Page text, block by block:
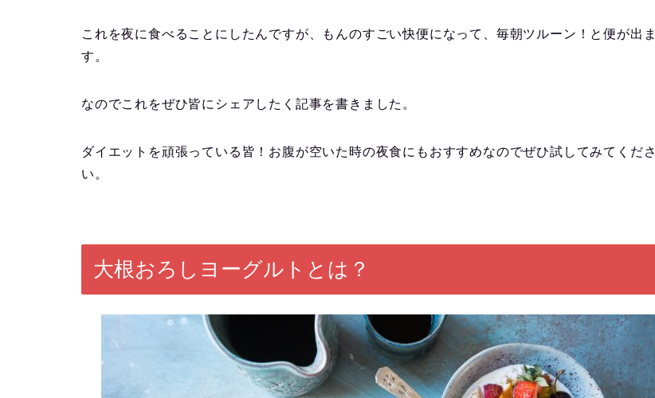
これを夜に食べることにしたんですが、もんのすごい快便になって、毎朝ツルーン！と便が出ま
す。
なのでこれをぜひ皆にシェアしたく記事を書きました。
ダイエットを頑張っている皆！お腹が空いた時の夜食にもおすすめなのでぜひ試してみてくださ
い。
大根おろしヨーグルトとは？